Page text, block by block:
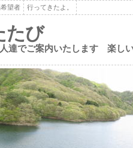
望者 行ってきたよ。
たび
でご案内いたします 楽しい